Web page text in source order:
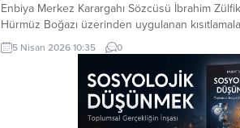
Enbiya Merkez Karargahı Sözcüsü İbrahim
Hürmüz Boğazı üzerinden uygulanan
yaptığı açıklamada, Irak’ın bu kısıtlamalardan muaf
tutulacağını belirtti.
5 Nisan 2026 10:35 0